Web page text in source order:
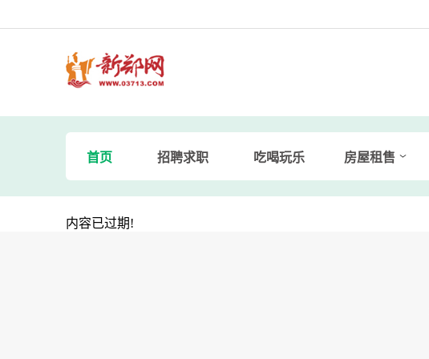
首页 招聘求职 吃喝玩乐 房屋租售
内容已过期!